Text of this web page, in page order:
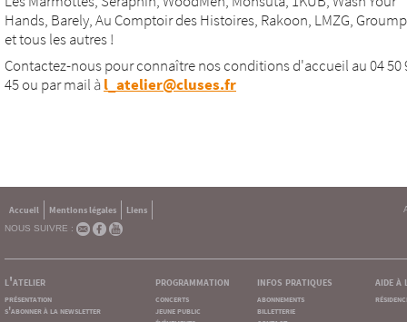
Hands, Barely, Au Comptoir des Histoires, Rakoon, LMZG,
et tous les autres !
Contactez-nous pour connaître nos conditions d'accueil au 04 50
45 ou par mail à l_atelier@cluses.fr
Accueil Mentions légales
Liens
NOUS SUIVRE :
l'atelier
présentation
s'abonner à la newsletter
programmation
concerts
jeune public
infos pratiques
abonnements
billetterie
aide